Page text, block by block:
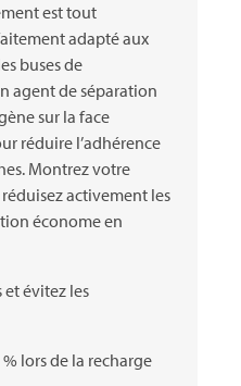
est tout
adapté aux
buses de
agent de séparation
sur la face
réduire l’adhérence
Montrez votre
activement les
économe en
et évitez les
lors de la recharge